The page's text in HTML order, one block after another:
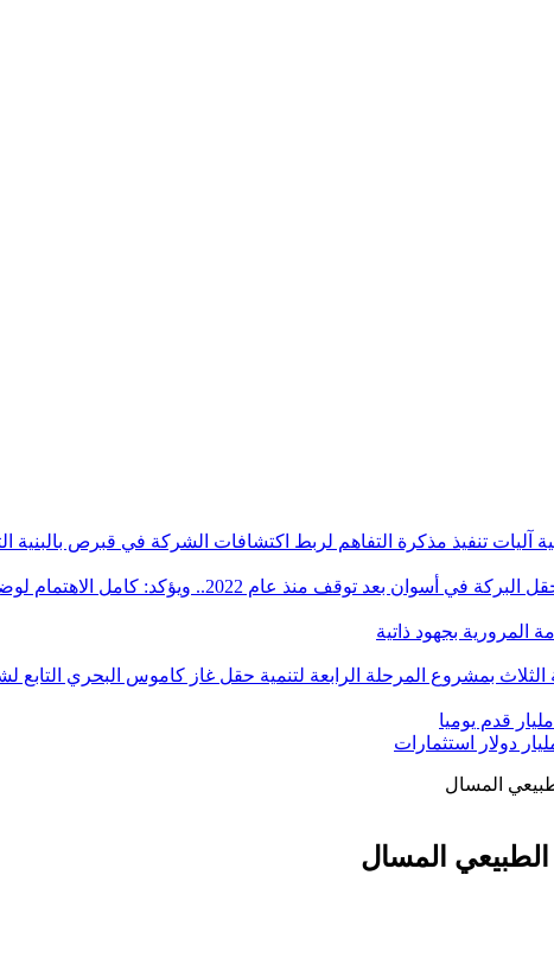
آليات تنفيذ مذكرة التفاهم لربط اكتشافات الشركة في قبرص بالبنية
ويؤكد: كامل الاهتمام لوضع صعيد مصر على خريطة الاستثمار البترولي
المسال
الطبيعي المسال